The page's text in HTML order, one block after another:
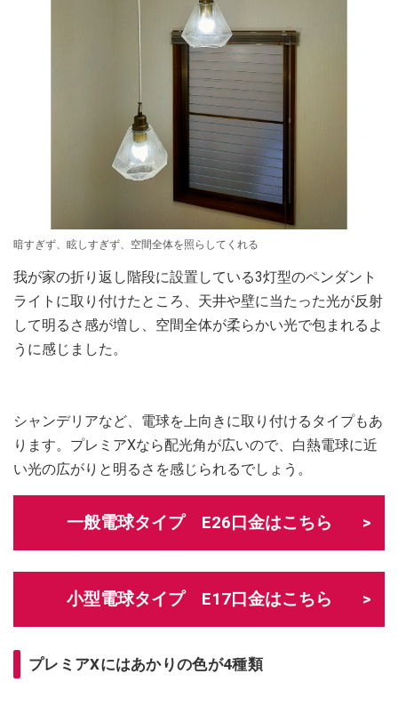
暗すぎず、眩しすぎず、空間全体を照らしてくれる
我が家の折り返し階段に設置している3灯型のペンダント
ライトに取り付けたところ、天井や壁に当たった光が反射
して明るさ感が増し、空間全体が柔らかい光で包まれるよ
うに感じました。
シャンデリアなど、電球を上向きに取り付けるタイプもあ
ります。プレミアXなら配光角が広いので、白熱電球に近
い光の広がりと明るさを感じられるでしょう。
一般電球タイプ E26口金はこちら
小型電球タイプ E17口金はこちら
プレミアXにはあかりの色が4種類